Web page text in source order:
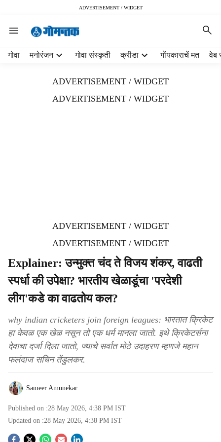
ADVERTISEMENT / WIDGET
गोवा मनोरंजन गोवा संस्कृती क्रीडा गोंयकाराचें मत वेब
ADVERTISEMENT / WIDGET
ADVERTISEMENT / WIDGET
ADVERTISEMENT / WIDGET
ADVERTISEMENT / WIDGET
Explainer: उन्मुक्त चंद ते विजय शंकर, वाढती
स्पर्धा की उपेक्षा? भारतीय खेळाडूंचा 'परदेशी
लीग'कडे का वाढतोय कल?
why indian cricketers join foreign leagues: भारतात क्रिकेट
हा केवळ एक खेळ नसून तो एक धर्म मानला जातो. इथे क्रिकेटर्सना
देवाचा दर्जा दिला जातो, ज्याचे सर्वात मोठे उदाहरण म्हणजे महान
फलंदाज सचिन तेंडुलकर.
Sameer Amunekar
Published on :28 May 2026, 4:38 PM IST
Updated on :28 May 2026, 4:38 PM IST